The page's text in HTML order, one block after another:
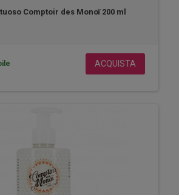
Comptoir des Monoï 200 ml
ACQUISTA